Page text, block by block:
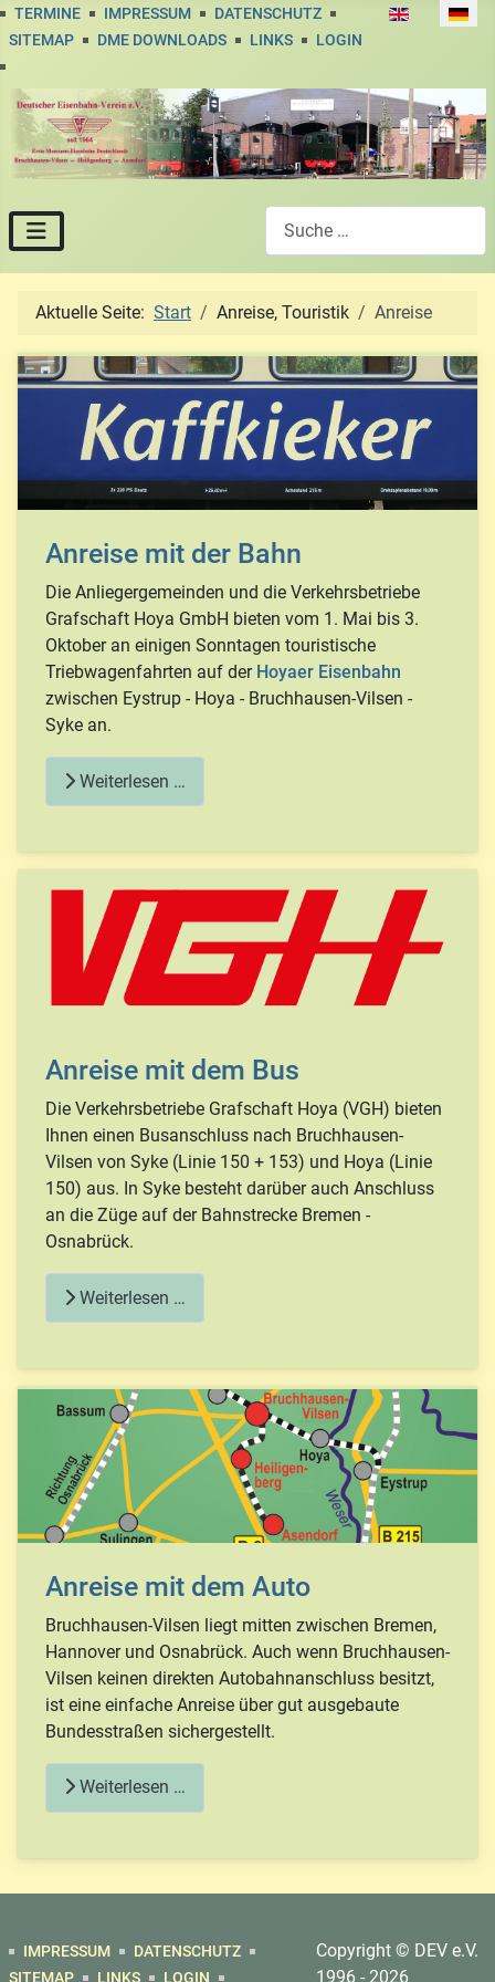
TERMINE IMPRESSUM
DATENSCHUTZ
SITEMAP
DME DOWNLOADS LINKS LOGIN
Sprache
Aktuelle Seite: Start Anreise, Touristik Anreise
Anreise mit der Bahn
Die Anliegergemeinden und die Verkehrsbetriebe
Grafschaft Hoya GmbH bieten vom 1. Mai bis 3.
Oktober an einigen Sonntagen touristische
Triebwagenfahrten auf der Hoyaer Eisenbahn
zwischen Eystrup - Hoya - Bruchhausen-Vilsen -
Syke an.
Weiterlesen …
Anreise mit dem Bus
Die Verkehrsbetriebe Grafschaft Hoya (VGH) bieten
Ihnen einen Busanschluss nach Bruchhausen-
Vilsen von Syke (Linie 150 + 153) und Hoya (Linie
150) aus. In Syke besteht darüber auch Anschluss
an die Züge auf der Bahnstrecke Bremen -
Osnabrück.
Weiterlesen …
Anreise mit dem Auto
Bruchhausen-Vilsen liegt mitten zwischen Bremen,
Hannover und Osnabrück. Auch wenn Bruchhausen-
Vilsen keinen direkten Autobahnanschluss besitzt,
ist eine einfache Anreise über gut ausgebaute
Bundesstraßen sichergestellt.
Weiterlesen …
IMPRESSUM
DATENSCHUTZ
SITEMAP
LINKS LOGIN
Copyright © DEV e.V.
1996 - 2026